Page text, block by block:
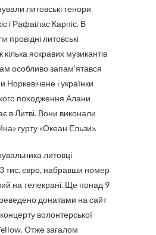
литовські тенори
і Рафаілас Карпіс. В
провідні литовські
кілька яскравих музикантів
особливо запам’ятався
Норкевічене і українки
походження Алани
в Литві. Вони виконали
гурту «Океан Ельзи».
литовці
тис. євро, набравши номер
на телекрані. Ще понад 9
донатами на сайт
волонтерської
Отже загалом